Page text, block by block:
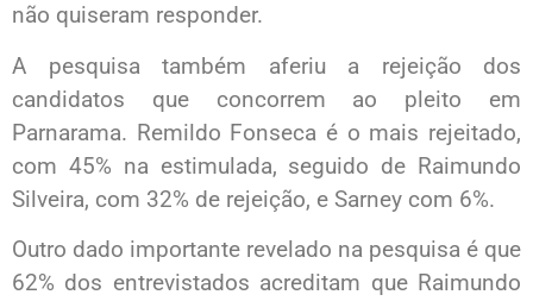
não quiseram responder.
A pesquisa também aferiu a rejeição dos
candidatos que concorrem ao pleito em
Parnarama. Remildo Fonseca é o mais rejeitado,
com 45% na estimulada, seguido de Raimundo
Silveira, com 32% de rejeição, e Sarney com 6%.
Outro dado importante revelado na pesquisa é que
62% dos entrevistados acreditam que Raimundo